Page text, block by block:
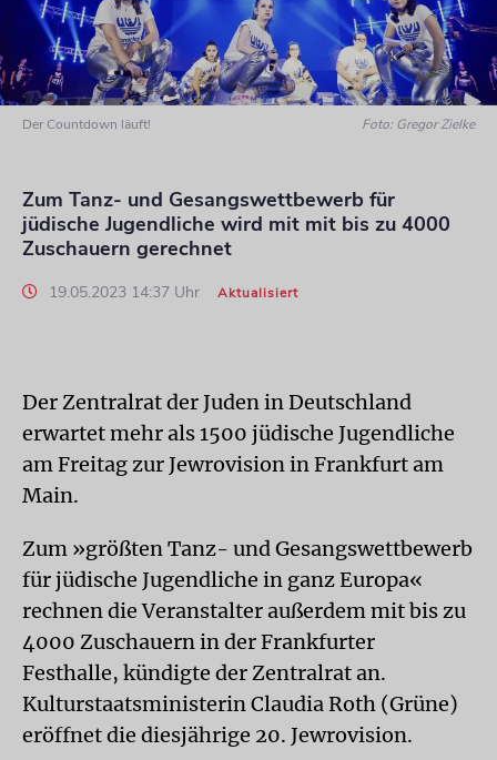
Der Countdown läuft! Foto: Gregor Zielke
Zum Tanz- und Gesangswettbewerb für
jüdische Jugendliche wird mit mit bis zu 4000
Zuschauern gerechnet
19.05.2023 14:37 Uhr Aktualisiert
Der Zentralrat der Juden in Deutschland
erwartet mehr als 1500 jüdische Jugendliche
am Freitag zur Jewrovision in Frankfurt am
Main.
Zum »größten Tanz- und Gesangswettbewerb
für jüdische Jugendliche in ganz Europa«
rechnen die Veranstalter außerdem mit bis zu
4000 Zuschauern in der Frankfurter
Festhalle, kündigte der Zentralrat an.
Kulturstaatsministerin Claudia Roth (Grüne)
eröffnet die diesjährige 20. Jewrovision.